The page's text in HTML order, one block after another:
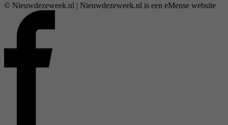
© Nieuwdezeweek.nl | Nieuwdezeweek.nl is een eMense website